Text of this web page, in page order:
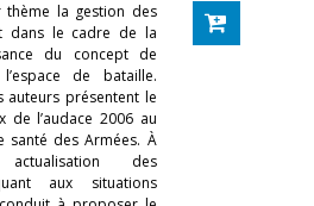
la gestion des
dans le cadre de la
du concept de
de bataille.
auteurs présentent le
l’audace 2006 au
santé des Armées. À
des
aux situations